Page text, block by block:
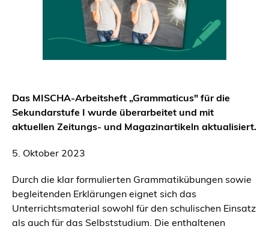
Das MISCHA-Arbeitsheft „Grammaticus" für die
Sekundarstufe I wurde überarbeitet und mit
aktuellen Zeitungs- und Magazinartikeln aktualisiert.
5. Oktober 2023
Durch die klar formulierten Grammatikübungen sowie
begleitenden Erklärungen eignet sich das
Unterrichtsmaterial sowohl für den schulischen Einsatz
als auch für das Selbststudium. Die enthaltenen